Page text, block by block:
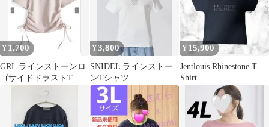
¥ 1,700
GRL ラインストーンロ
ゴサイドドラストTシ
¥3,800
SNIDEL ラインストー
ンTシャツ
¥ 15,900
Jentlouis Rhinestone T-
Shirt